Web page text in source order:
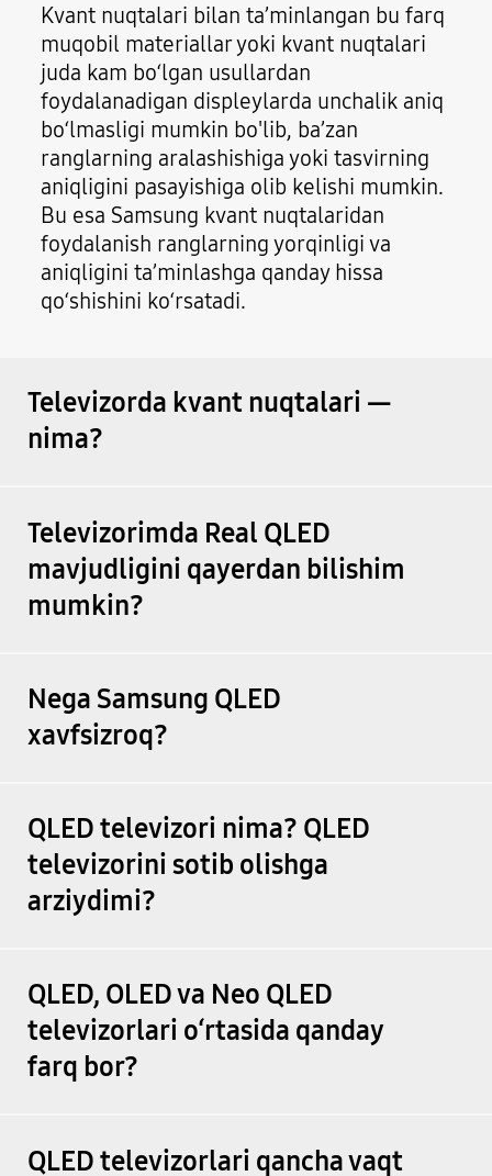
Kvant nuqtalari bilan ta’minlangan bu farq
muqobil materiallar yoki kvant nuqtalari
juda kam bo‘lgan usullardan
foydalanadigan displeylarda unchalik aniq
bo‘lmasligi mumkin bo'lib, ba’zan
ranglarning aralashishiga yoki tasvirning
aniqligini pasayishiga olib kelishi mumkin.
Bu esa Samsung kvant nuqtalaridan
foydalanish ranglarning yorqinligi va
aniqligini ta’minlashga qanday hissa
qo‘shishini ko‘rsatadi.
Televizorda kvant nuqtalari —
nima?
Televizorimda Real QLED
mavjudligini qayerdan bilishim
mumkin?
Nega Samsung QLED
xavfsizroq?
QLED televizori nima? QLED
televizorini sotib olishga
arziydimi?
QLED, OLED va Neo QLED
televizorlari o‘rtasida qanday
farq bor?
QLED televizorlari qancha vaqt